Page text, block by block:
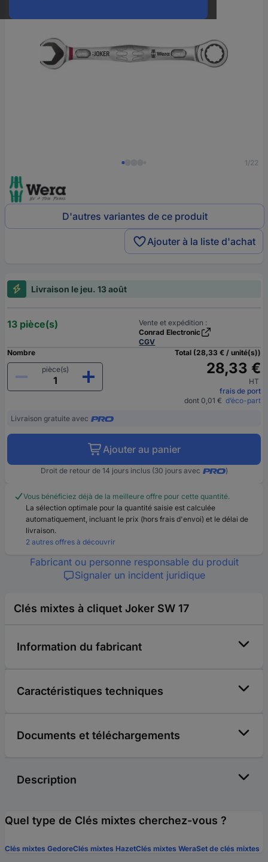
1/22
D'autres variantes de ce produit
Ajouter à la liste d'achat
Livraison le jeu. 13 août
13 pièce(s)
Vente et expédition :
Conrad Electronic
CGV
Nombre
pièce(s)
Total (28,33 € / unité(s))
28,33 €
HT
frais de port
dont 0,01 € d’éco-part
Livraison gratuite avec
Ajouter au panier
Droit de retour de 14 jours inclus (30 jours avec )
Vous bénéficiez déjà de la meilleure offre pour cette quantité.
La sélection optimale pour la quantité saisie est calculée
automatiquement, incluant le prix (hors frais d'envoi) et le délai de
livraison.
2 autres offres à découvrir
Fabricant ou personne responsable du produit
Signaler un incident juridique
Clés mixtes à cliquet Joker SW 17
Information du fabricant
Caractéristiques techniques
Documents et téléchargements
Description
Quel type de Clés mixtes cherchez-vous ?
Clés mixtes GedoreClés mixtes HazetClés mixtes WeraSet de clés mixtes